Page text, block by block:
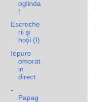
oglinda
!
Escroche
rii şi
hoţii (I)
Iepure
omorat
in
direct
-
Papag